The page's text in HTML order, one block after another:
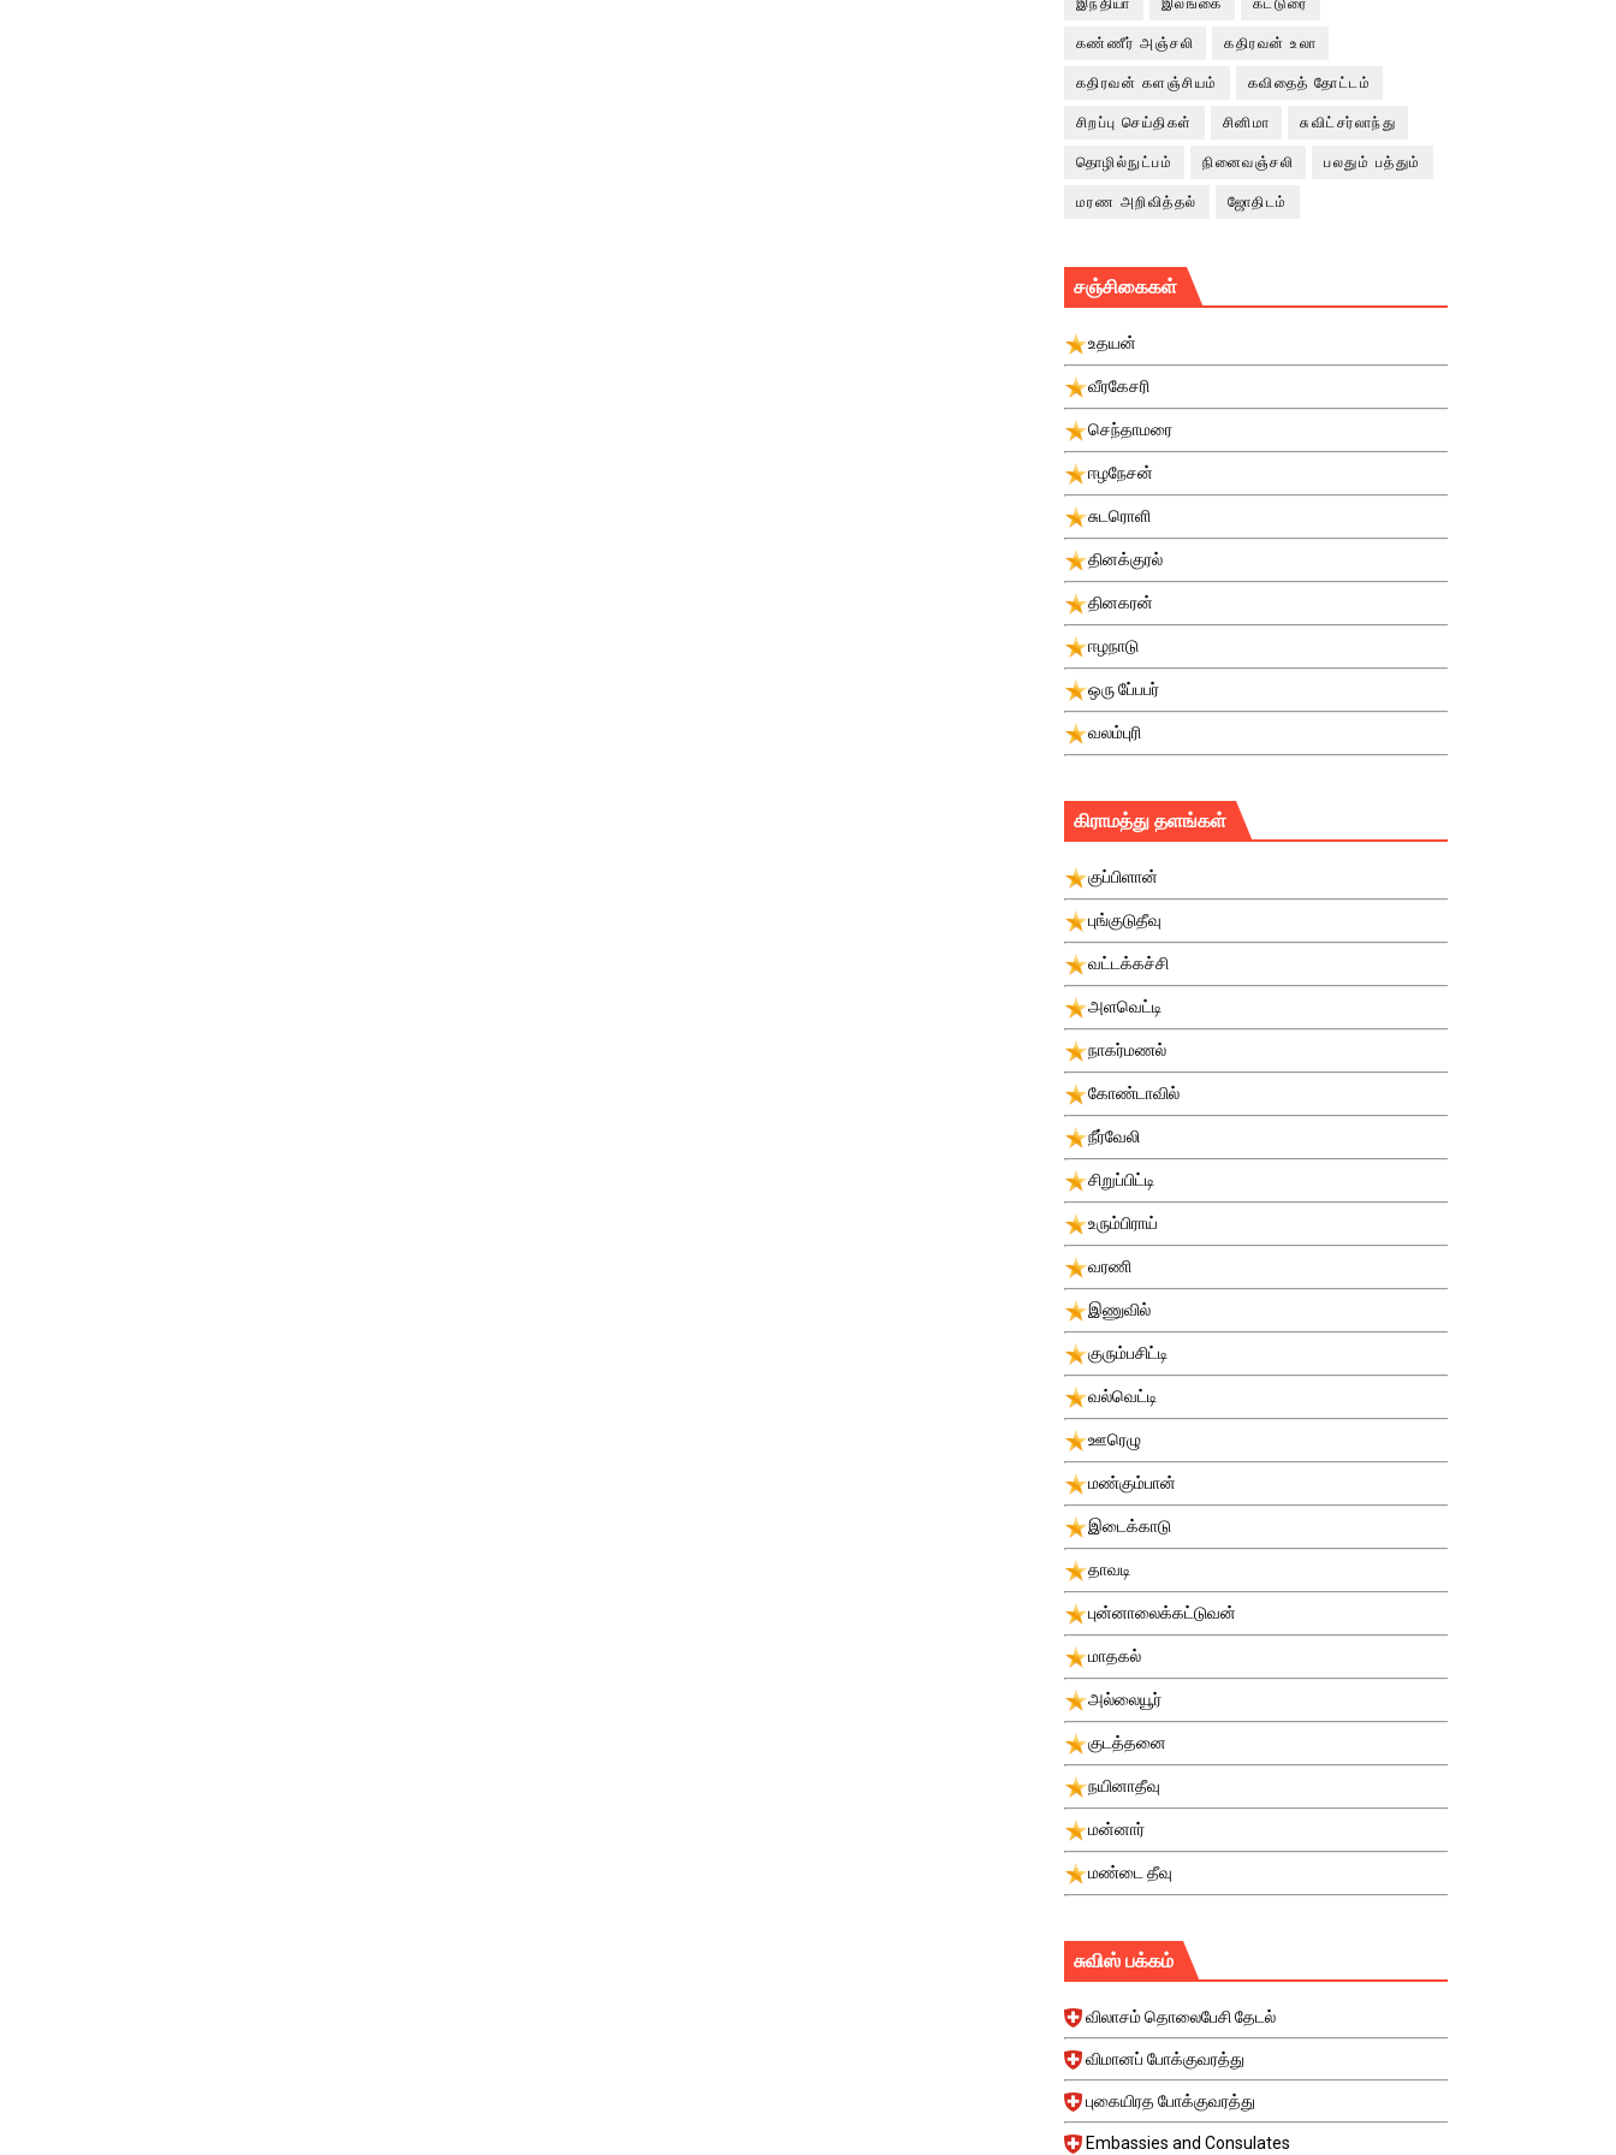
கண்ணீர் அஞ்சலி கதிரவன் உலா
கதிரவன் களஞ்சியம் கவிதைத் தோட்டம்
சிறப்பு செய்திகள் சினிமா சுவிட்சர்லாந்து
தொழில்நுட்பம் நினைவஞ்சலி பலதும் பத்தும்
மரண அறிவித்தல் ஜோதிடம்
சஞ்சிகைகள்
உதயன்
வீரகேசரி
செந்தாமரை
ஈழநேசன்
சுடரொளி
தினக்குரல்
தினகரன்
ஈழநாடு
ஒரு பே்பபர்
வலம்புரி
கிராமத்து தளங்கள்
குப்பிளான்
புங்குடுதீவு
வட்டக்கச்சி
அளவெட்டி
நாகர்மணல்
கோண்டாவில்
நீர்வேலி
சிறுப்பிட்டி
உரும்பிராய்
வரணி
இணுவில்
குரும்பசிட்டி
வல்வெட்டி
ஊரெழு
மண்கும்பான்
இடைக்காடு
தாவடி
புன்னாலைக்கட்டுவன்
மாதகல்
அல்லையூர்
குடத்தனை
நயினாதீவு
மன்னார்
மண்டை தீவு
சுவிஸ் பக்கம்
விலாசம் தொலைபேசி தேடல்
விமானப் போக்குவரத்து
புகையிரத போக்குவரத்து
Embassies and Consulates